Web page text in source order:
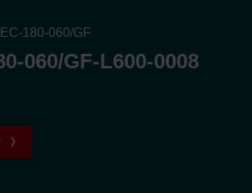
180-060/GF
060/GF-L600-0008